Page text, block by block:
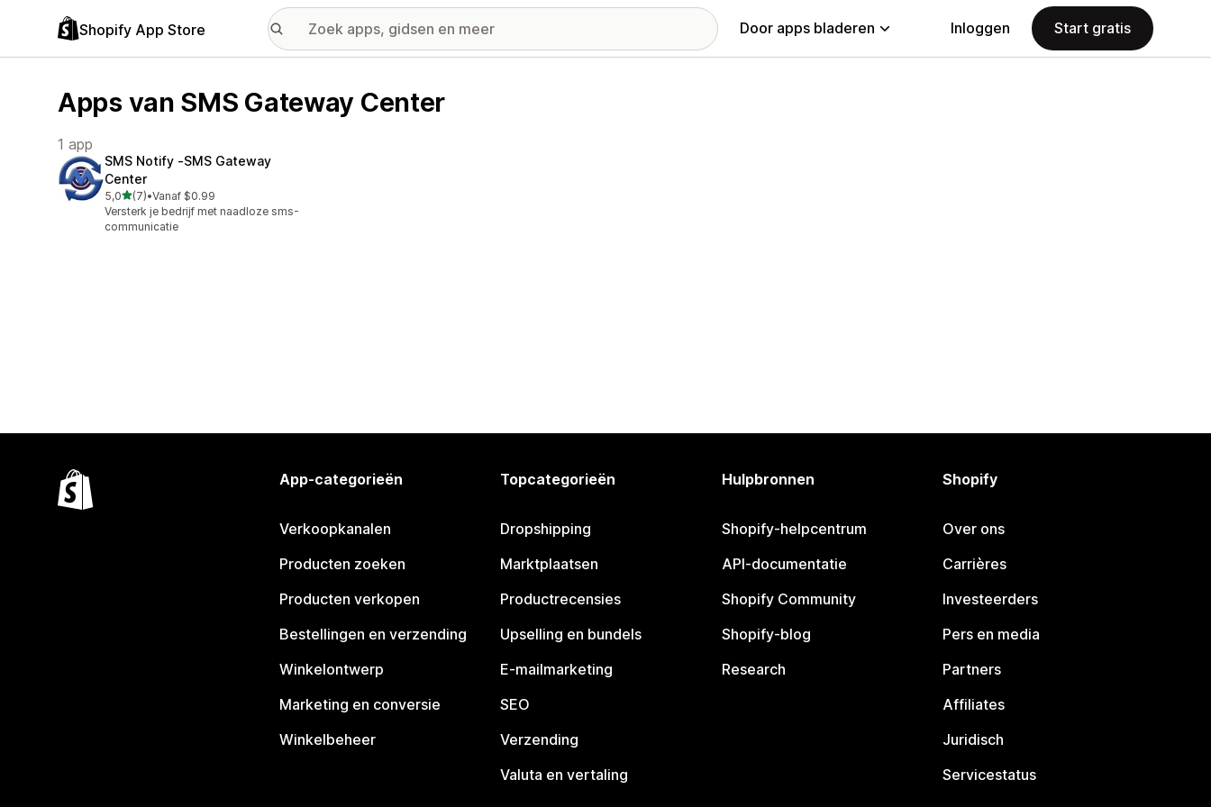
Shopify App Store Door apps bladeren Inloggen Start gratis
Apps van SMS Gateway Center
1 app
SMS Notify ‑SMS Gateway
Center
5,0van 5 sterren
(7)
7 recensies in totaal
•Vanaf $0.99
Versterk je bedrijf met naadloze sms-
communicatie
App-categorieën
Verkoopkanalen
Producten zoeken
Producten verkopen
Bestellingen en verzending
Winkelontwerp
Marketing en conversie
Winkelbeheer
Topcategorieën
Dropshipping
Marktplaatsen
Productrecensies
Upselling en bundels
E-mailmarketing
SEO
Verzending
Valuta en vertaling
Hulpbronnen
Shopify-helpcentrum
API-documentatie
Shopify Community
Shopify-blog
Research
Shopify
Over ons
Carrières
Investeerders
Pers en media
Partners
Affiliates
Juridisch
Servicestatus